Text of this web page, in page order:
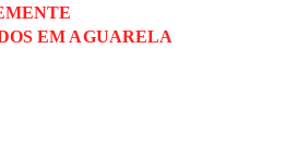
EM AGUARELA